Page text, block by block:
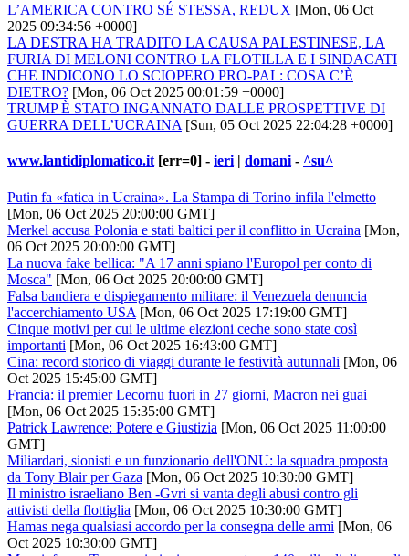
L’AMERICA CONTRO SÉ STESSA, REDUX [Mon, 06 Oct
2025 09:34:56 +0000]
LA DESTRA HA TRADITO LA CAUSA PALESTINESE, LA
FURIA DI MELONI CONTRO LA FLOTILLA E I SINDACATI
CHE INDICONO LO SCIOPERO PRO-PAL: COSA C’È
DIETRO? [Mon, 06 Oct 2025 00:01:59 +0000]
TRUMP È STATO INGANNATO DALLE PROSPETTIVE DI
GUERRA DELL’UCRAINA [Sun, 05 Oct 2025 22:04:28 +0000]
www.lantidiplomatico.it [err=0] - ieri | domani - ^su^
Putin fa «fatica in Ucraina». La Stampa di Torino infila l'elmetto
[Mon, 06 Oct 2025 20:00:00 GMT]
Merkel accusa Polonia e stati baltici per il conflitto in Ucraina [Mon,
06 Oct 2025 20:00:00 GMT]
La nuova fake bellica: "A 17 anni spiano l'Europol per conto di
Mosca" [Mon, 06 Oct 2025 20:00:00 GMT]
Falsa bandiera e dispiegamento militare: il Venezuela denuncia
l'accerchiamento USA [Mon, 06 Oct 2025 17:19:00 GMT]
Cinque motivi per cui le ultime elezioni ceche sono state così
importanti [Mon, 06 Oct 2025 16:43:00 GMT]
Cina: record storico di viaggi durante le festività autunnali [Mon, 06
Oct 2025 15:45:00 GMT]
Francia: il premier Lecornu fuori in 27 giorni, Macron nei guai
[Mon, 06 Oct 2025 15:35:00 GMT]
Patrick Lawrence: Potere e Giustizia [Mon, 06 Oct 2025 11:00:00
GMT]
Miliardari, sionisti e un funzionario dell'ONU: la squadra proposta
da Tony Blair per Gaza [Mon, 06 Oct 2025 10:30:00 GMT]
Il ministro israeliano Ben -Gvri si vanta degli abusi contro gli
attivisti della flottiglia [Mon, 06 Oct 2025 10:30:00 GMT]
Hamas nega qualsiasi accordo per la consegna delle armi [Mon, 06
Oct 2025 10:30:00 GMT]